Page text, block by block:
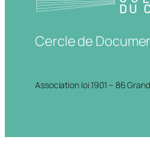
Cercle de
Association loi 1901 – 86